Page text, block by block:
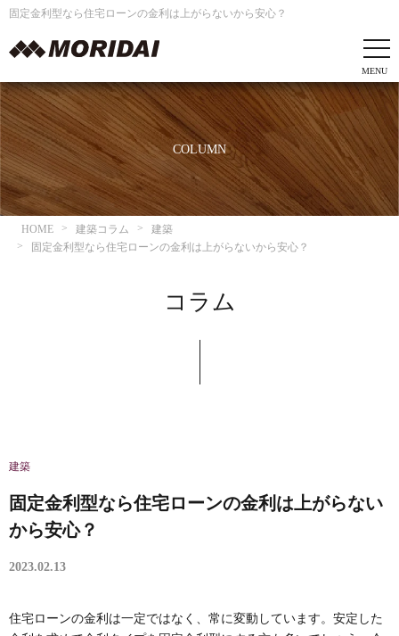
固定金利型なら住宅ローンの金利は上がらないから安心？
COLUMN
HOME 建築コラム
建築
固定金利型なら住宅ローンの金利は上がらないから安心？
コラム
建築
固定金利型なら住宅ローンの金利は上がらない
から安心？
2023.02.13
住宅ローンの金利は一定ではなく、常に変動しています。安定した